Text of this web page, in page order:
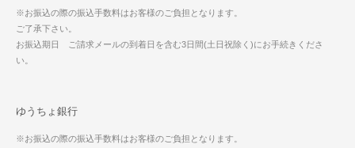
※お振込の際の振込手数料はお客様のご負担となります。
ご了承下さい。
お振込期日 ご請求メールの到着日を含む3日間(土日祝除く)にお手続きくださ
い。
ゆうちょ銀行
※お振込の際の振込手数料はお客様のご負担となります。